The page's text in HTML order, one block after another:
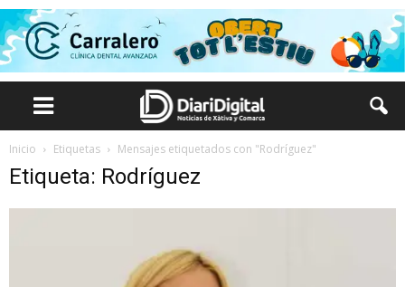
Inicio Etiquetas Mensajes etiquetados con "Rodríguez"
Etiqueta: Rodríguez